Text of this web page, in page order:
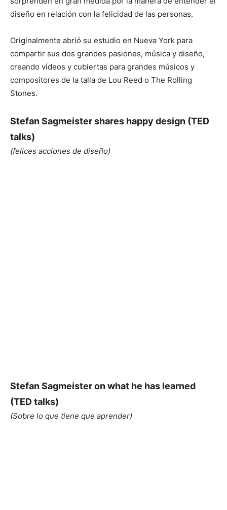
diseño en relación con la felicidad de las personas.
Originalmente abrió su estudio en Nueva York para
compartir sus dos grandes pasiones, música y diseño,
creando vídeos y cubiertas para grandes músicos y
compositores de la talla de Lou Reed o The Rolling
Stones.
Stefan Sagmeister shares happy design (TED
talks)
(felices acciones de diseño)
Stefan Sagmeister on what he has learned
(TED talks)
(Sobre lo que tiene que aprender)